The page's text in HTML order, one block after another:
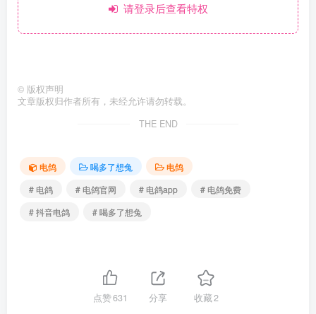
请登录后查看特权
© 版权声明
文章版权归作者所有，未经允许请勿转载。
THE END
电鸽 喝多了想兔
电鸽
# 电鸽
# 电鸽官网 # 电鸽app
# 电鸽免费
# 抖音电鸽
# 喝多了想兔
点赞631 分享 收藏2